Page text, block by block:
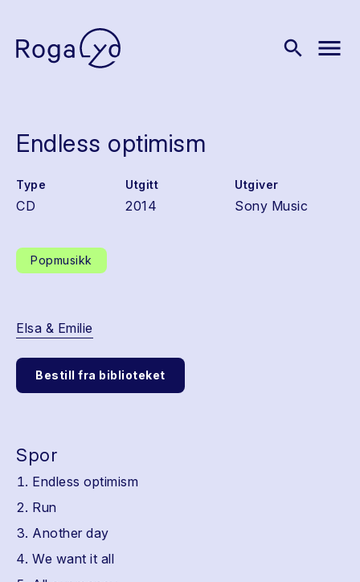
search menu
Endless optimism
Type
CD
Utgitt
2014
Utgiver
Sony Music
Popmusikk
Elsa & Emilie
Bestill fra biblioteket
Spor
Endless optimism
Run
Another day
We want it all